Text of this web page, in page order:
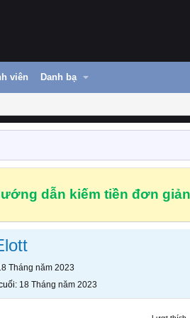
viên Danh bạ
dẫn kiếm tiền đơn
Tháng năm 2023
18 Tháng năm 2023